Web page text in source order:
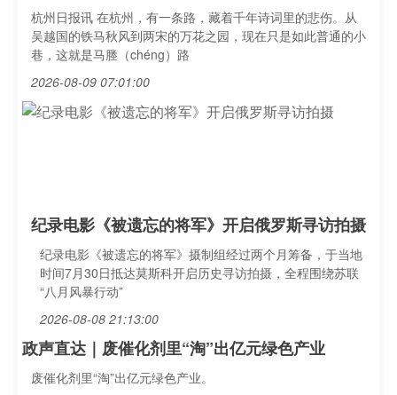
杭州日报讯 在杭州，有一条路，藏着千年诗词里的悲伤。从
吴越国的铁马秋风到两宋的万花之园，现在只是如此普通的小
巷，这就是马塍（chéng）路
2026-08-09 07:01:00
纪录电影《被遗忘的将军》开启俄罗斯寻访拍摄
纪录电影《被遗忘的将军》摄制组经过两个月筹备，于当地
时间7月30日抵达莫斯科开启历史寻访拍摄，全程围绕苏联
“八月风暴行动”
2026-08-08 21:13:00
政声直达｜废催化剂里“淘”出亿元绿色产业
废催化剂里“淘”出亿元绿色产业。